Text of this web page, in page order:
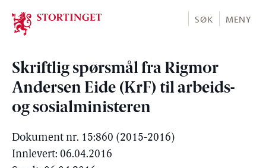
Stortinget.no
SØK MENY
Skriftlig spørsmål fra Rigmor
Andersen Eide (KrF) til arbeids-
og sosialministeren
Dokument nr. 15:860 (2015-2016)
Innlevert: 06.04.2016